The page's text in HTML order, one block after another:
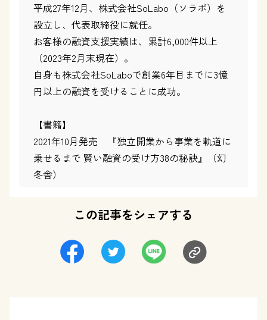
平成27年12月、株式会社SoLabo（ソラボ）を
設立し、代表取締役に就任。
お客様の融資支援実績は、累計6,000件以上
（2023年2月末現在）。
自身も株式会社SoLaboで創業6年目までに3億
円以上の融資を受けることに成功。
【書籍】
2021年10月発売 『独立開業から事業を軌道に
乗せるまで 賢い融資の受け方38の秘訣』（幻
冬舎）
この記事をシェアする